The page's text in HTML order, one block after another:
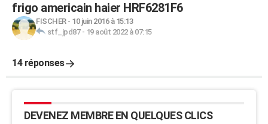
frigo americain haier HRF6281F6
FISCHER- 10 juin 2016 à 15:13
stf_jpd87- 19 août 2022 à 07:15
14 réponses
DEVENEZ MEMBRE EN QUELQUES CLICS